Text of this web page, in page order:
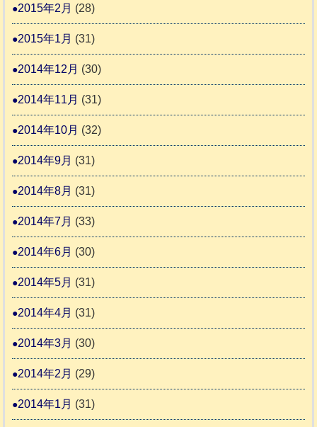
2015年2月 (28)
2015年1月 (31)
2014年12月 (30)
2014年11月 (31)
2014年10月 (32)
2014年9月 (31)
2014年8月 (31)
2014年7月 (33)
2014年6月 (30)
2014年5月 (31)
2014年4月 (31)
2014年3月 (30)
2014年2月 (29)
2014年1月 (31)